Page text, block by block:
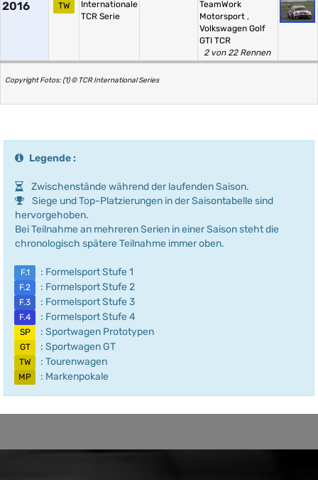
2016 TW
Internationale
TCR Serie
TeamWork
Motorsport ,
Volkswagen Golf
GTI TCR
2 von 22 Rennen
Copyright Fotos: (1) © TCR International Series
Legende :
Zwischenstände während der laufenden Saison.
Siege und Top-Platzierungen in der Saisontabelle sind
hervorgehoben.
Bei Teilnahme an mehreren Serien in einer Saison steht die
chronologisch spätere Teilnahme immer oben.
F.1 : Formelsport Stufe 1
F.2 : Formelsport Stufe 2
F.3 : Formelsport Stufe 3
F.4 : Formelsport Stufe 4
SP : Sportwagen Prototypen
GT : Sportwagen GT
TW : Tourenwagen
MP : Markenpokale